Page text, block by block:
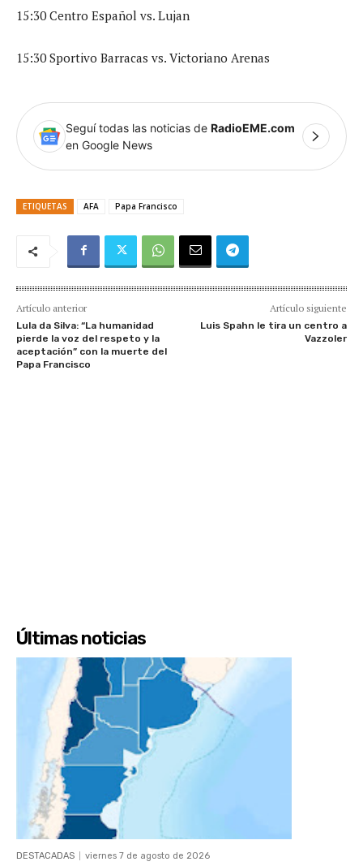
15:30 Centro Español vs. Lujan
15:30 Sportivo Barracas vs. Victoriano Arenas
Seguí todas las noticias de RadioEME.com
en Google News
ETIQUETAS AFA Papa Francisco
Artículo anterior
Lula da Silva: “La humanidad
pierde la voz del respeto y la
aceptación” con la muerte del
Papa Francisco
Artículo siguiente
Luis Spahn le tira un centro a
Vazzoler
Últimas noticias
DESTACADAS viernes 7 de agosto de 2026